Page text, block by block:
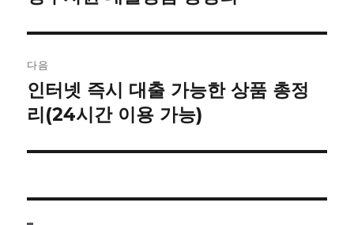
게
이
션
다음
다
음
인터넷 즉시 대출 가능한 상품 총정
리(24시간 이용 가능)